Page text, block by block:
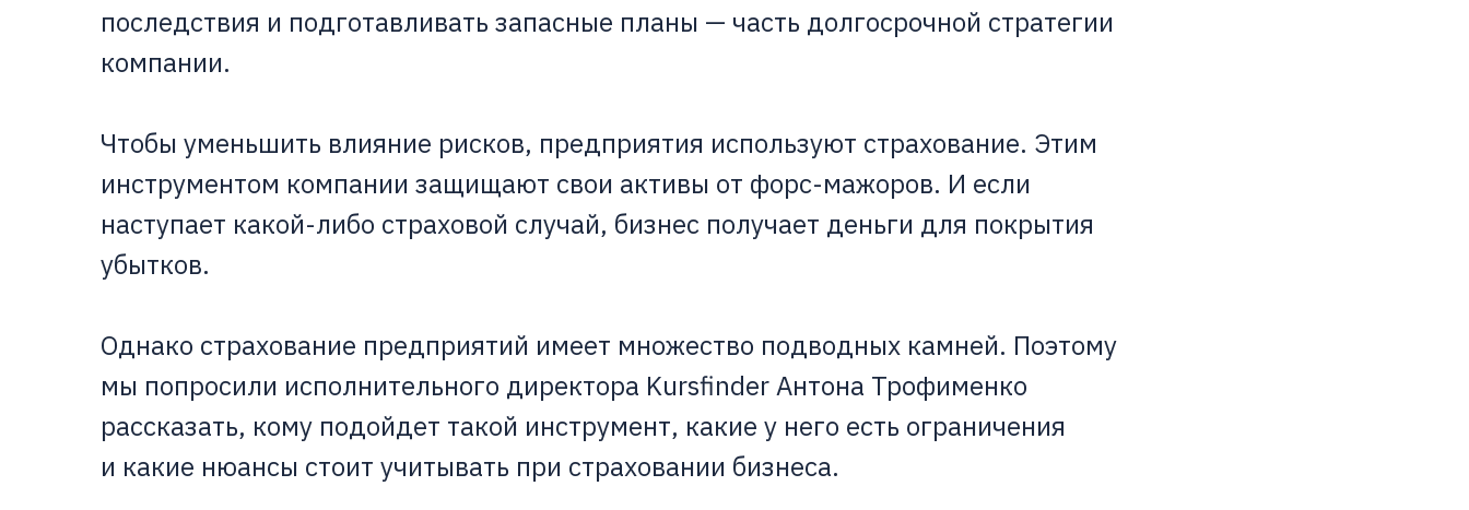
последствия и подготавливать запасные планы — часть долгосрочной стратегии
компании.
Чтобы уменьшить влияние рисков, предприятия используют страхование. Этим
инструментом компании защищают свои активы от форс-мажоров. И если
наступает какой-либо страховой случай, бизнес получает деньги для покрытия
убытков.
Однако страхование предприятий имеет множество подводных камней. Поэтому
мы попросили исполнительного директора Kursfinder Антона Трофименко
рассказать, кому подойдет такой инструмент, какие у него есть ограничения
и какие нюансы стоит учитывать при страховании бизнеса.